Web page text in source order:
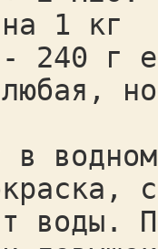
1 кг
- 240 г
но
в
воды.